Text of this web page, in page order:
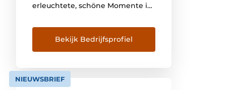
erleuchtete, schöne Momente im
Begeisterung entwerfen und
realisieren wir Markisen und
Pergolen sowie Zubehör wie
Soundsysteme und Heizungen.
Wir bringen das "Made in Italy" in
Bekijk Bedrijfsprofiel
NIEUWSBRIEF